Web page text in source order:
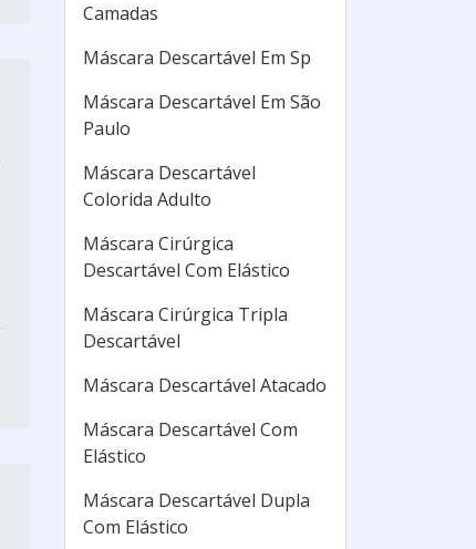
Camadas
Máscara Descartável Em Sp
Máscara Descartável Em São
Paulo
Máscara Descartável
Colorida Adulto
Máscara Cirúrgica
Descartável Com Elástico
Máscara Cirúrgica Tripla
Descartável
Máscara Descartável Atacado
Máscara Descartável Com
Elástico
Máscara Descartável Dupla
Com Elástico